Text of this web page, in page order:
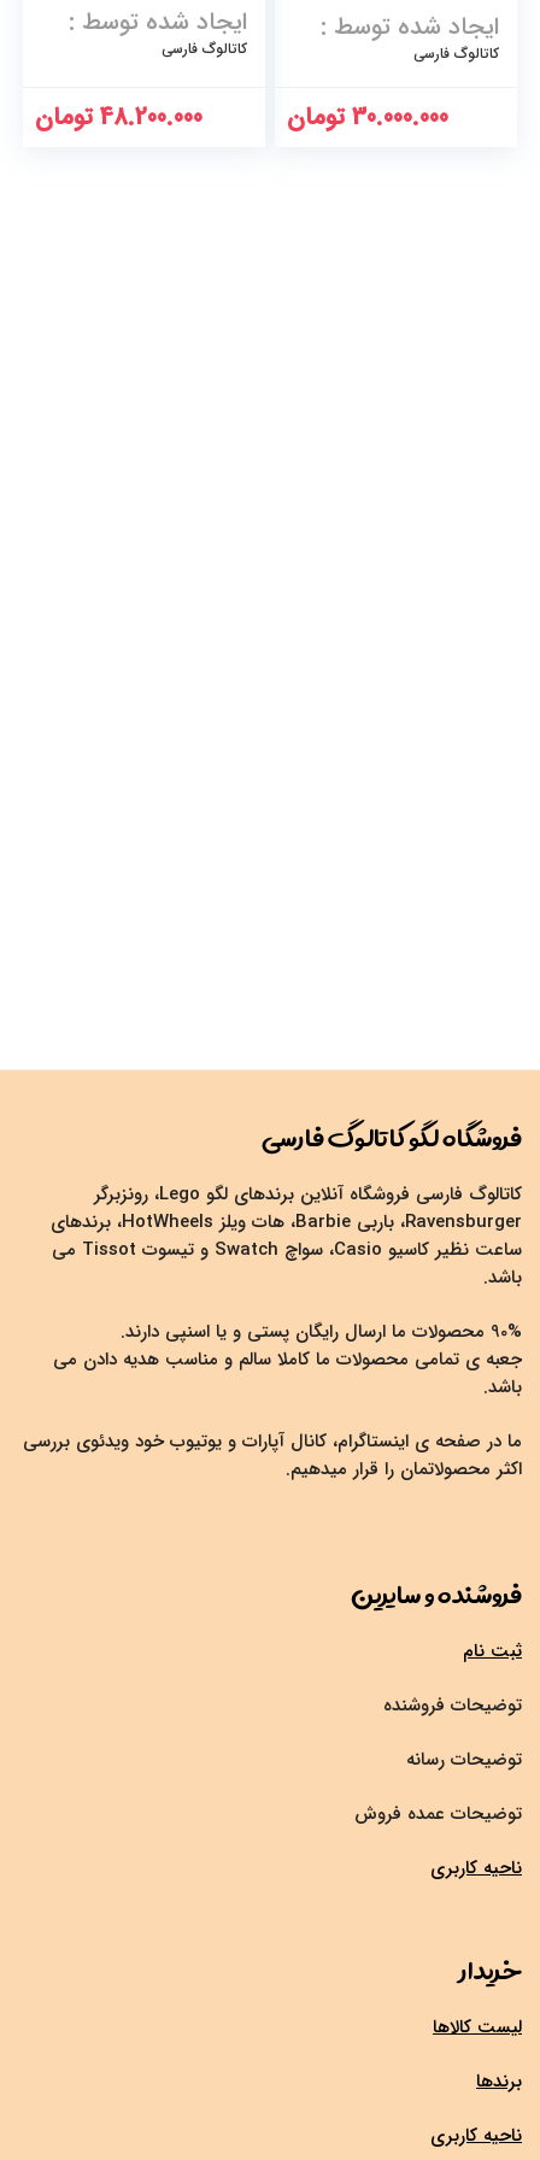
ایجاد شده توسط :
کاتالوگ فارسی
30.000.000تومان
ایجاد شده توسط :
کاتالوگ فارسی
48.200.000تومان
فروشگاه لگو کاتالوگ فارسی
کاتالوگ فارسی فروشگاه آنلاین برندهای لگو Lego، رونزبرگر
Ravensburger، باربی Barbie، هات ویلز HotWheels، برندهای
ساعت نظیر کاسیو Casio، سواچ Swatch و تیسوت Tissot می
باشد.
90% محصولات ما ارسال رایگان پستی و یا اسنپی دارند.
جعبه ی تمامی محصولات ما کاملا سالم و مناسب هدیه دادن می
باشد.
ما در صفحه ی اینستاگرام، کانال آپارات و یوتیوب خود ویدئوی بررسی
اکثر محصولاتمان را قرار میدهیم.
فروشنده و سایرین
ثبت نام
توضیحات فروشنده
توضیحات رسانه
توضیحات عمده فروش
ناحیه کاربری
خریدار
لیست کالاها
برندها
ناحیه کاربری